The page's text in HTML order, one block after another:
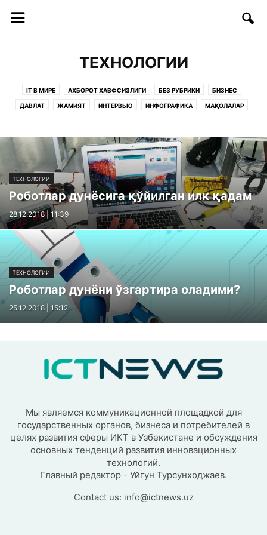
ТЕХНОЛОГИИ
IT В МИРЕ АХБОРОТ ХАВФСИЗЛИГИ БЕЗ РУБРИКИ БИЗНЕС
ДАВЛАТ ЖАМИЯТ ИНТЕРВЬЮ ИНФОГРАФИКА МАҚОЛАЛАР
СТАРТАП СТАТЬИ ТАДБИРЛАР ТАЪЛИМ ТЕЛЕКОММУНИКАЦИЯ
ТЕХНОЛОГИИ ТЕХНОЛОГИЯЛАР ФИКРЛАР
ТЕХНОЛОГИИ
Роботлар дунёсига қўйилган илк қадам
28.12.2018 | 11:39
ТЕХНОЛОГИИ
Роботлар дунёни ўзгартира оладими?
25.12.2018 | 15:12
Мы являемся коммуникационной площадкой для
государственных органов, бизнеса и потребителей в
целях развития сферы ИКТ в Узбекистане и обсуждения
основных тенденций развития инновационных
технологий.
Главный редактор - Уйгун Турсунходжаев.
Contact us: info@ictnews.uz